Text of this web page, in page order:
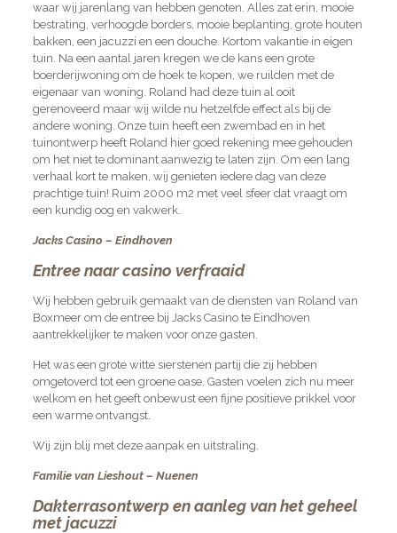
waar wij jarenlang van hebben genoten. Alles zat erin, mooie
bestrating, verhoogde borders, mooie beplanting, grote houten
bakken, een jacuzzi en een douche. Kortom vakantie in eigen
tuin. Na een aantal jaren kregen we de kans een grote
boerderijwoning om de hoek te kopen, we ruilden met de
eigenaar van woning. Roland had deze tuin al ooit
gerenoveerd maar wij wilde nu hetzelfde effect als bij de
andere woning. Onze tuin heeft een zwembad en in het
tuinontwerp heeft Roland hier goed rekening mee gehouden
om het niet te dominant aanwezig te laten zijn. Om een lang
verhaal kort te maken, wij genieten iedere dag van deze
prachtige tuin! Ruim 2000 m2 met veel sfeer dat vraagt om
een kundig oog en vakwerk.
Jacks Casino – Eindhoven
Entree naar casino verfraaid
Wij hebben gebruik gemaakt van de diensten van Roland van
Boxmeer om de entree bij Jacks Casino te Eindhoven
aantrekkelijker te maken voor onze gasten.
Het was een grote witte sierstenen partij die zij hebben
omgetoverd tot een groene oase. Gasten voelen zich nu meer
welkom en het geeft onbewust een fijne positieve prikkel voor
een warme ontvangst.
Wij zijn blij met deze aanpak en uitstraling.
Familie van Lieshout – Nuenen
Dakterrasontwerp en aanleg van het geheel
met jacuzzi